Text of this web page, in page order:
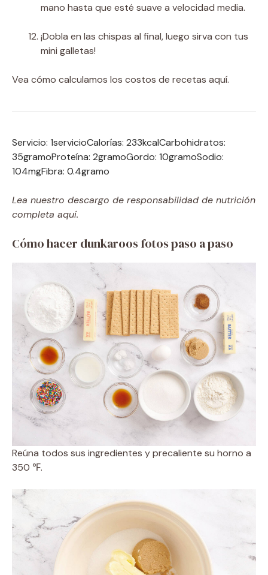
mano hasta que esté suave a velocidad media.
¡Dobla en las chispas al final, luego sirva con tus
mini galletas!
Vea cómo calculamos los costos de recetas aquí.
Servicio: 1servicioCalorías: 233kcalCarbohidratos:
35gramoProteína: 2gramoGordo: 10gramoSodio:
104mgFibra: 0.4gramo
Lea nuestro descargo de responsabilidad de nutrición
completa aquí.
Cómo hacer dunkaroos fotos paso a paso
Reúna todos sus ingredientes y precaliente su horno a
350 ℉.